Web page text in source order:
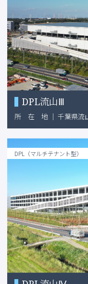
DPL流山Ⅲ
所 在 地 ｜ 千葉県流
DPL（マルチテナント型）